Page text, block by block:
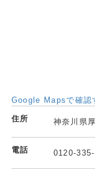
Google Mapsで確認
住所 神奈川県
電話 0120-